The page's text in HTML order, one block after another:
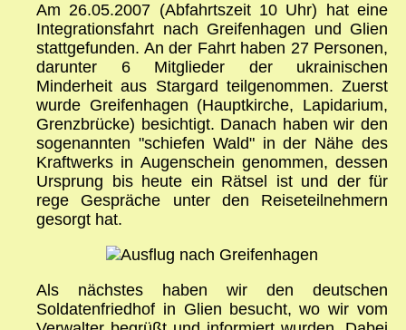
Am 26.05.2007 (Abfahrtszeit 10 Uhr) hat eine
Integrationsfahrt nach Greifenhagen und Glien
stattgefunden. An der Fahrt haben 27 Personen,
darunter 6 Mitglieder der ukrainischen
Minderheit aus Stargard teilgenommen. Zuerst
wurde Greifenhagen (Hauptkirche, Lapidarium,
Grenzbrücke) besichtigt. Danach haben wir den
sogenannten "schiefen Wald" in der Nähe des
Kraftwerks in Augenschein genommen, dessen
Ursprung bis heute ein Rätsel ist und der für
rege Gespräche unter den Reiseteilnehmern
gesorgt hat.
Als nächstes haben wir den deutschen
Soldatenfriedhof in Glien besucht, wo wir vom